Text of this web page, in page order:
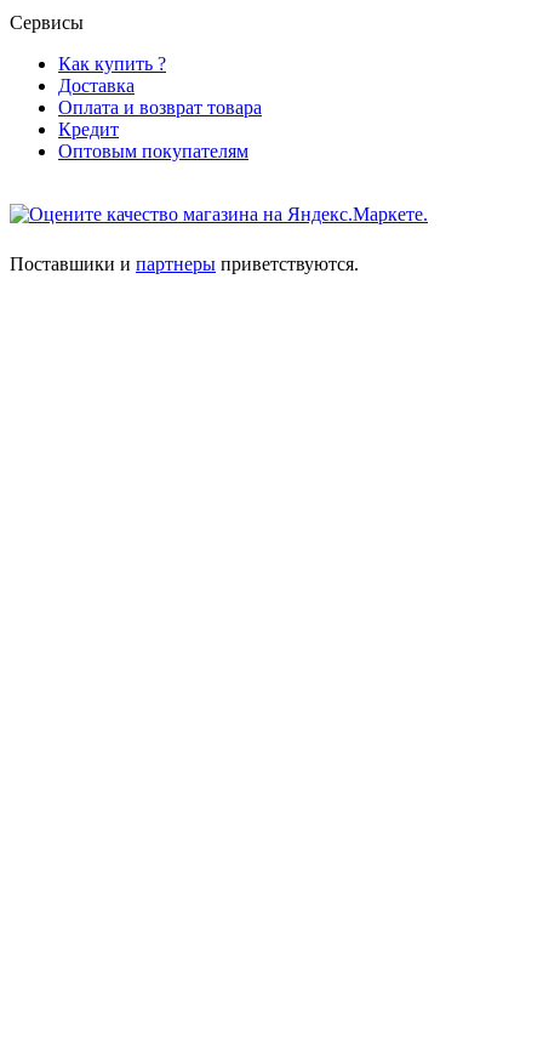
Сервисы
Как купить ?
Доставка
Оплата и возврат товара
Кредит
Оптовым покупателям
Поставшики и партнеры приветствуются.